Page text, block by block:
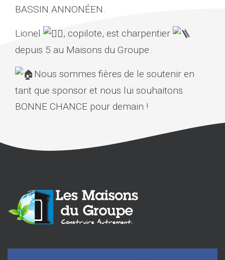
BASSIN ANNONÉEN.
Lionel
, copilote, est charpentier
depuis 5 au Maisons du Groupe.
Nous sommes fières de le soutenir en
tant que sponsor et nous lui souhaitons
BONNE CHANCE pour demain !